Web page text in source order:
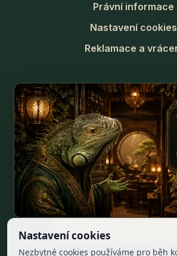
Právní informace
Nastavení cookies
Reklamace a
Odstoupit od smlouvy
Nastavení cookies
Nezbytné cookies používáme pro běh